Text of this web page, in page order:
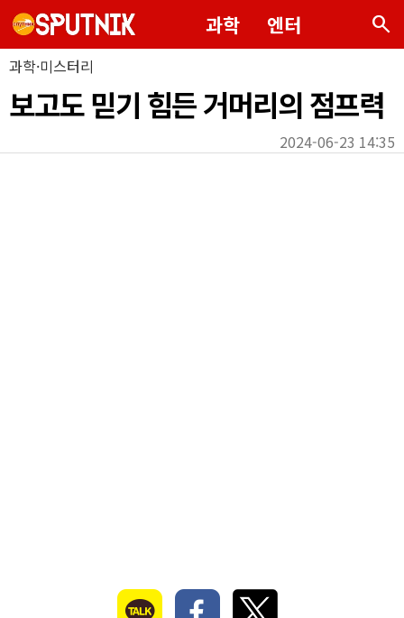
과학 엔터 search
과학·미스터리
보고도 믿기 힘든 거머리의 점프력
2024-06-23 14:35